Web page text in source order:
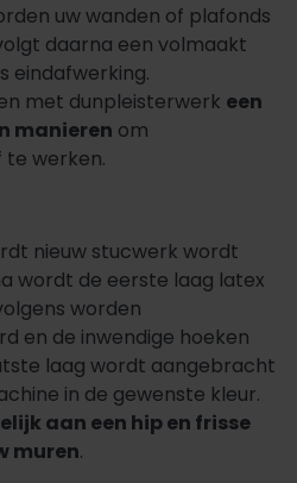
uw wanden of plafonds
daarna een volmaakt
eindafwerking.
met dunpleisterwerk een
manieren om
te werken.
nieuw stucwerk wordt
wordt de eerste laag latex
worden
en de inwendige hoeken
laag wordt aangebracht
in de gewenste kleur.
aan een hip en frisse
muren.